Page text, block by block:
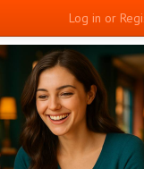
Log in or